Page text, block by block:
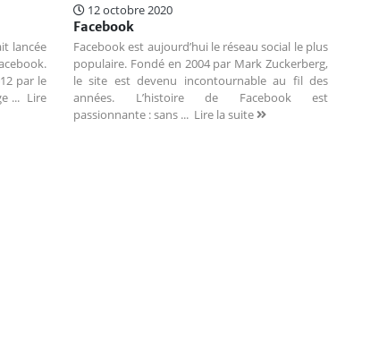
lancée
par le
... Lire
12 octobre 2020
Facebook
Facebook est aujourd’hui le réseau social le plus
populaire. Fondé en 2004 par Mark Zuckerberg,
le site est devenu incontournable au fil des
années. L’histoire de Facebook est
passionnante : sans ... Lire la suite